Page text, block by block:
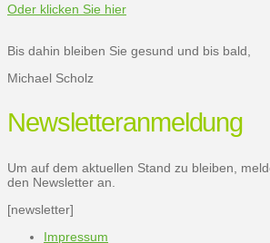
Oder klicken Sie hier
Bis dahin bleiben Sie gesund und bis bald,
Michael Scholz
Newsletteranmeldung
Um auf dem aktuellen Stand zu bleiben,
den Newsletter an.
[newsletter]
Impressum